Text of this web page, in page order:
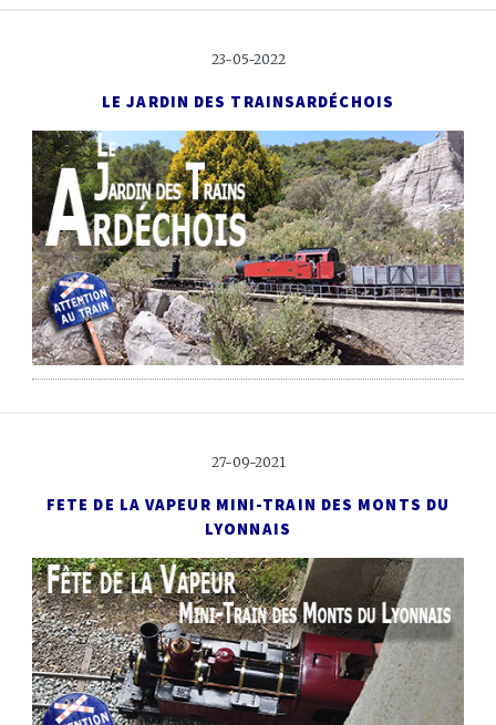
23-05-2022
LE JARDIN DES TRAINSARDÉCHOIS
27-09-2021
FETE DE LA VAPEUR MINI-TRAIN DES MONTS DU
LYONNAIS